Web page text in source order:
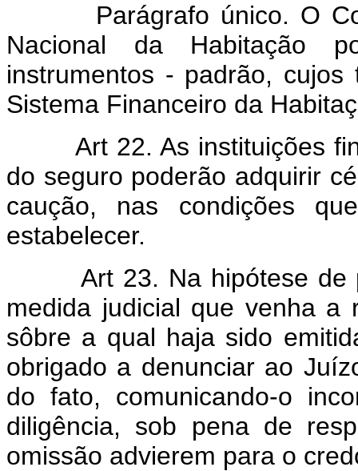
Parágrafo único. O
Nacional da Habitação
instrumentos - padrão,
Sistema Financeiro da
Art 22. As instituições
do seguro poderão adquirir
caução, nas condições
estabelecer.
Art 23. Na hipótese de
medida judicial que venha a
sôbre a qual haja sido
obrigado a denunciar ao
do fato, comunicando-o
diligência, sob pena de
omissão advierem para o